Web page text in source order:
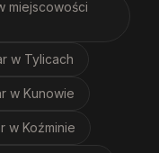
miejscowości
w Tylicach
w Kunowie
w Koźminie